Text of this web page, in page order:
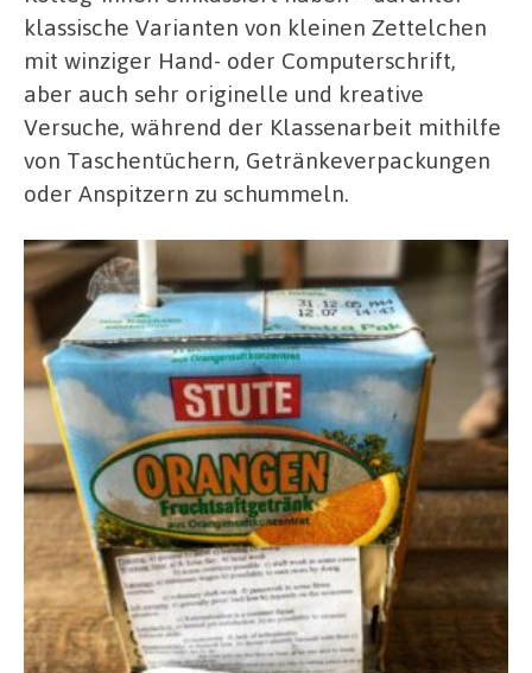
klassische Varianten von kleinen Zettelchen
mit winziger Hand- oder Computerschrift,
aber auch sehr originelle und kreative
Versuche, während der Klassenarbeit mithilfe
von Taschentüchern, Getränkeverpackungen
oder Anspitzern zu schummeln.